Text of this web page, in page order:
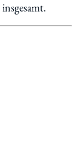
insgesamt.